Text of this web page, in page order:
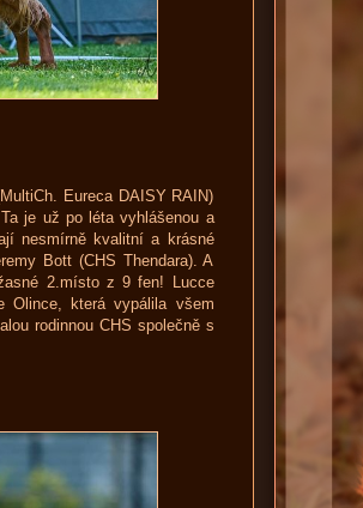
Eureca DAISY RAIN)
je už po léta vyhlášenou a
nesmírně kvalitní a krásné
Bott (CHS Thendara). A
2.místo z 9 fen! Lucce
Olince, která vypálila všem
rodinnou CHS společně s